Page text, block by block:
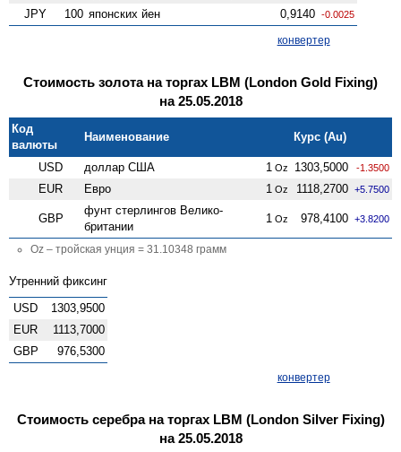
JPY 100 японских йен 0,9140 -0.0025
конвертер
Стоимость золота на торгах LBM (London Gold Fixing)
на 25.05.2018
Код
валюты
Наименование Курс (Au)
USD доллар США 1 Oz 1303,5000 -1.3500
EUR Евро 1 Oz 1118,2700 +5.7500
GBP
фунт стерлингов Велико­
британии
1 Oz 978,4100 +3.8200
Oz – тройская унция = 31.10348 грамм
Утренний фиксинг
USD
1303,9500
EUR
1113,7000
GBP
976,5300
конвертер
Стоимость серебра на торгах LBM (London Silver Fixing)
на 25.05.2018